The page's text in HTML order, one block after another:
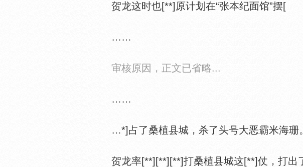
贺龙这时也[**]原计划在“张本纪面馆”摆[
……
审核原因，正文已省略...
……
…*]占了桑植县城，杀了头号大恶霸米海珊
贺龙率[**][**][**]打桑植县城这[**]仗，打出